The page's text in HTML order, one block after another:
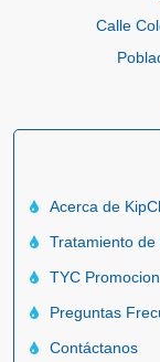
Calle
Acerca de
Tratamiento
TYC
Preguntas
Contáctanos